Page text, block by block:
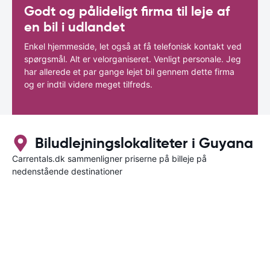
Godt og pålideligt firma til leje af
en bil i udlandet
Enkel hjemmeside, let også at få telefonisk kontakt ved
spørgsmål. Alt er velorganiseret. Venligt personale. Jeg
har allerede et par gange lejet bil gennem dette firma
og er indtil videre meget tilfreds.
Biludlejningslokaliteter i Guyana
Carrentals.dk sammenligner priserne på billeje på
nedenstående destinationer